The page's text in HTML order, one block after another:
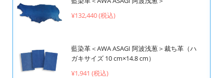
¥132,440 (税込)
藍染革＜AWA ASAGI 阿波浅葱＞裁ち革（ハ
ガキサイズ 10 cm×14.8 cm）
¥1,941 (税込)